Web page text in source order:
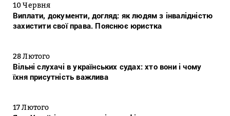
10 Червня
Виплати, документи, догляд: як людям з інвалідністю
захистити свої права. Пояснює юристка
28 Лютого
Вільні слухачі в українських судах: хто вони і чому
їхня присутність важлива
17 Лютого